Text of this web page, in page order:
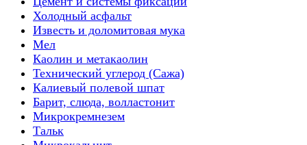
Холодный асфальт
Известь и доломитовая мука
Мел
Каолин и метакаолин
Технический углерод (Сажа)
Калиевый полевой шпат
Барит, слюда, волластонит
Микрокремнезем
Тальк